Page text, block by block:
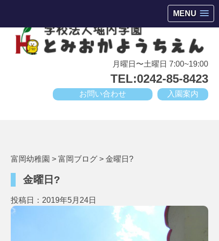
MENU
月曜日〜土曜日 7:00~19:00
TEL:0242-85-8423
入園案内
お問い合わせ
富岡幼稚園 >富岡ブログ >金曜日?
金曜日?
投稿日：2019年5月24日